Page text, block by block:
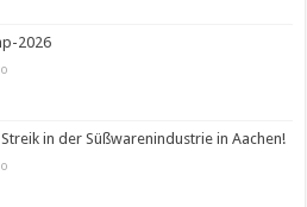
2026
in der Süßwarenindustrie in Aachen!